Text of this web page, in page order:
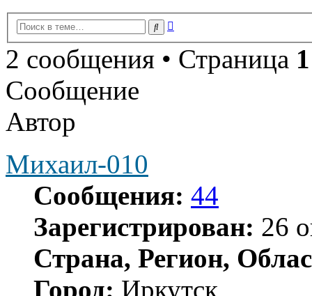
Поиск
2 сообщения • Страница 1
Сообщение
Автор
Михаил-010
Сообщения: 44
Зарегистрирован: 26
Страна, Регион,
Город: Иркутск